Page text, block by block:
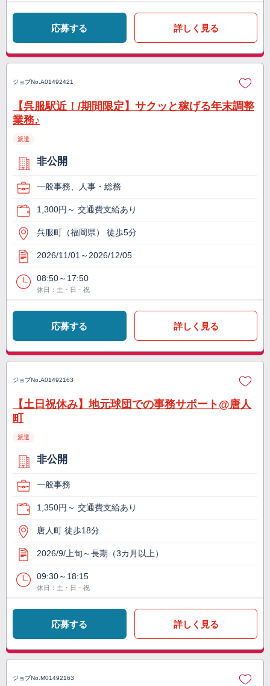
応募する 詳しく見る
ジョブNo. A01492421
【呉服駅近！/期間限定】サクッと稼げる年末調整
業務♪
派遣
非公開
一般事務、人事・総務
1,300円～ 交通費支給あり
呉服町（福岡県） 徒歩5分
2026/11/01～2026/12/05
08:50～17:50
休日：土・日・祝
応募する 詳しく見る
ジョブNo. A01492163
【土日祝休み】地元球団での事務サポート@唐人
町
派遣
非公開
一般事務
1,350円～ 交通費支給あり
唐人町 徒歩18分
2026/9/上旬～長期（3カ月以上）
09:30～18:15
休日：土・日・祝
応募する 詳しく見る
ジョブNo. M01492163